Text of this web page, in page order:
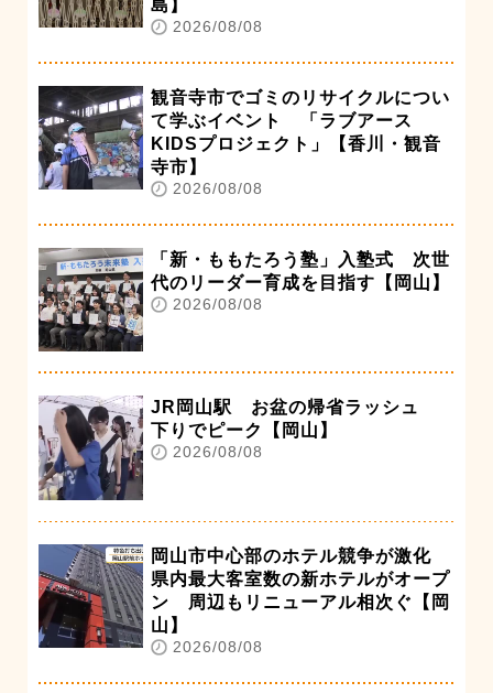
島】
2026/08/08
観音寺市でゴミのリサイクルについ
て学ぶイベント 「ラブアース
KIDSプロジェクト」【香川・観音
寺市】
2026/08/08
「新・ももたろう塾」入塾式 次世
代のリーダー育成を目指す【岡山】
2026/08/08
JR岡山駅 お盆の帰省ラッシュ
下りでピーク【岡山】
2026/08/08
岡山市中心部のホテル競争が激化
県内最大客室数の新ホテルがオープ
ン 周辺もリニューアル相次ぐ【岡
山】
2026/08/08